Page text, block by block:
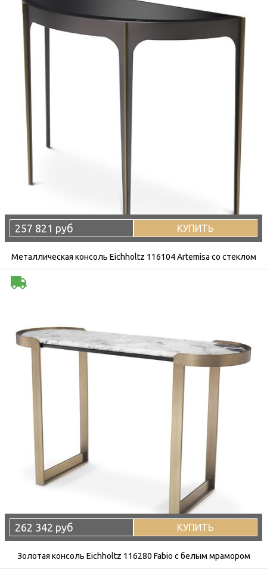
257 821 руб КУПИТЬ
Металлическая консоль Eichholtz 116104 Artemisa со стеклом
262 342 руб КУПИТЬ
Золотая консоль Eichholtz 116280 Fabio с белым мрамором